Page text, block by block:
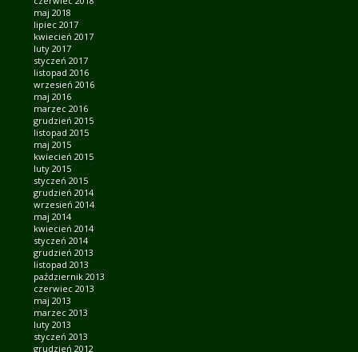
maj 2018
lipiec 2017
kwiecień 2017
luty 2017
styczeń 2017
listopad 2016
wrzesień 2016
maj 2016
marzec 2016
grudzień 2015
listopad 2015
maj 2015
kwiecień 2015
luty 2015
styczeń 2015
grudzień 2014
wrzesień 2014
maj 2014
kwiecień 2014
styczeń 2014
grudzień 2013
listopad 2013
październik 2013
czerwiec 2013
maj 2013
marzec 2013
luty 2013
styczeń 2013
grudzień 2012